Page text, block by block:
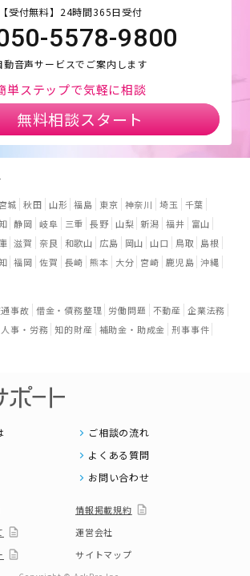
【受付無料】24時間365日受付
5578-9800
動音声サービスでご案内します
単ステップで気軽に相談
無料相談スタート
宮城 秋田 山形 福島 東京 神奈川 埼玉 千葉
静岡 岐阜 三重 長野 山梨 新潟 福井
富山
滋賀 奈良 和歌山 広島 岡山 山口 鳥取
島根
福岡 佐賀 長崎 熊本 大分 宮崎 鹿児島 沖縄
事故 借金・債務整理 労働問題 不動産 企業法務
人事・労務 知的財産 補助金・助成金 刑事事件
ご相談の流れ
よくある質問
お問い合わせ
情報掲載規約
運営会社
サイトマップ